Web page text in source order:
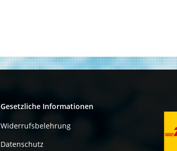
Gesetzliche Informationen
Widerrufsbelehrung
Datenschutz